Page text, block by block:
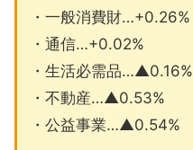
・一般消費財…+0.26%
・通信…+0.02%
・生活必需品…▲0.16%
・不動産…▲0.53%
・公益事業…▲0.54%